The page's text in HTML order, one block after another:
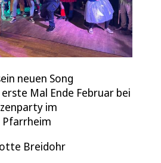
neuen Song
Mal Ende Februar bei
im
Pfarrheim
Breidohr